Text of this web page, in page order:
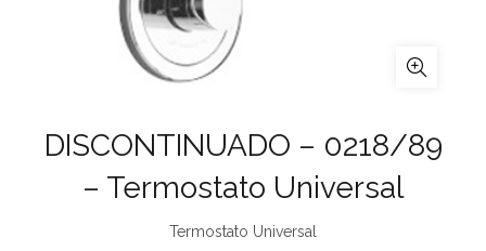
DISCONTINUADO – 0218/89
– Termostato Universal
Termostato Universal